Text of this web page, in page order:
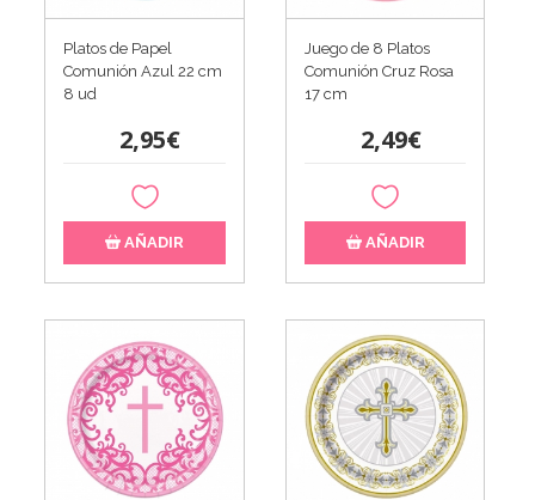
Platos de Papel
Comunión Azul 22 cm
8 ud
2,95€
AÑADIR
Juego de 8 Platos
Comunión Cruz Rosa
17 cm
2,49€
AÑADIR